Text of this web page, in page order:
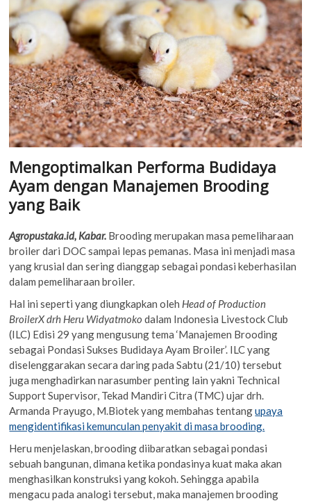
Mengoptimalkan Performa Budidaya
Ayam dengan Manajemen Brooding
yang Baik
Agropustaka.id, Kabar. Brooding merupakan masa pemeliharaan
broiler dari DOC sampai lepas pemanas. Masa ini menjadi masa
yang krusial dan sering dianggap sebagai pondasi keberhasilan
dalam pemeliharaan broiler.
Hal ini seperti yang diungkapkan oleh Head of Production
BroilerX drh Heru Widyatmoko dalam Indonesia Livestock Club
(ILC) Edisi 29 yang mengusung tema ‘Manajemen Brooding
sebagai Pondasi Sukses Budidaya Ayam Broiler’. ILC yang
diselenggarakan secara daring pada Sabtu (21/10) tersebut
juga menghadirkan narasumber penting lain yakni Technical
Support Supervisor, Tekad Mandiri Citra (TMC) ujar drh.
Armanda Prayugo, M.Biotek yang membahas tentangupaya
mengidentifikasi kemunculan penyakit di masa brooding.
Heru menjelaskan, brooding diibaratkan sebagai pondasi
sebuah bangunan, dimana ketika pondasinya kuat maka akan
menghasilkan konstruksi yang kokoh. Sehingga apabila
mengacu pada analogi tersebut, maka manajemen brooding